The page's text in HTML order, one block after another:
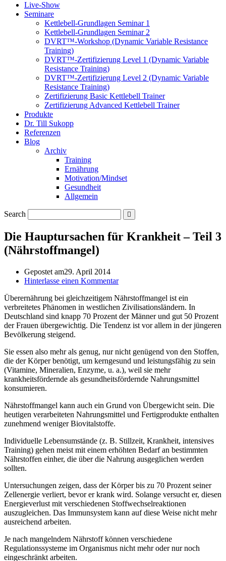
Live-Show
Seminare
Kettlebell-Grundlagen Seminar 1
Kettlebell-Grundlagen Seminar 2
DVRT™-Workshop (Dynamic Variable Resistance
Training)
DVRT™-Zertifizierung Level 1 (Dynamic Variable
Resistance Training)
DVRT™-Zertifizierung Level 2 (Dynamic Variable
Resistance Training)
Zertifizierung Basic Kettlebell Trainer
Zertifizierung Advanced Kettlebell Trainer
Produkte
Dr. Till Sukopp
Referenzen
Blog
Archiv
Training
Ernährung
Motivation/Mindset
Gesundheit
Allgemein
Search
Die Hauptursachen für Krankheit – Teil 3
(Nährstoffmangel)
Gepostet am29. April 2014
Hinterlasse einen Kommentar
Überernährung bei gleichzeitigem Nährstoffmangel ist ein
verbreitetes Phänomen in westlichen Zivilisationsländern. In
Deutschland sind knapp 70 Prozent der Männer und gut 50 Prozent
der Frauen übergewichtig. Die Tendenz ist vor allem in der jüngeren
Bevölkerung steigend.
Sie essen also mehr als genug, nur nicht genügend von den Stoffen,
die der Körper benötigt, um kerngesund und leistungsfähig zu sein
(Vitamine, Mineralien, Enzyme, u. a.), weil sie mehr
krankheitsfördernde als gesundheitsfördernde Nahrungsmittel
konsumieren.
Nährstoffmangel kann auch ein Grund von Übergewicht sein. Die
heutigen verarbeiteten Nahrungsmittel und Fertigprodukte enthalten
zunehmend weniger Biovitalstoffe.
Individuelle Lebensumstände (z. B. Stillzeit, Krankheit, intensives
Training) gehen meist mit einem erhöhten Bedarf an bestimmten
Nährstoffen einher, die über die Nahrung ausgeglichen werden
sollten.
Untersuchungen zeigen, dass der Körper bis zu 70 Prozent seiner
Zellenergie verliert, bevor er krank wird. Solange versucht er, diesen
Energieverlust mit verschiedenen Stoffwechselreaktionen
auszugleichen. Das Immunsystem kann auf diese Weise nicht mehr
ausreichend arbeiten.
Je nach mangelndem Nährstoff können verschiedene
Regulationssysteme im Organismus nicht mehr oder nur noch
eingeschränkt arbeiten.